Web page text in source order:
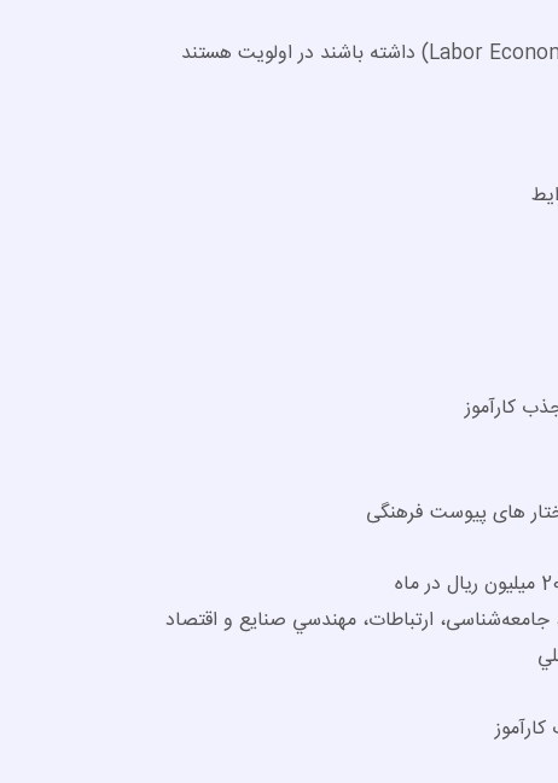
کارآموز
های پیوست فرهنگی
ارتباطات، مهندسي صنايع و اقتصاد